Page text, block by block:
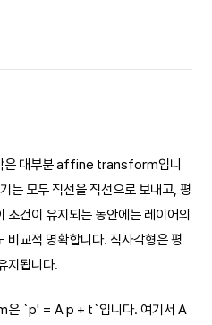
은 대부분 affine transform입니
는 모두 직선을 직선으로 보내고, 평
건이 유지되는 동안에는 레이어의
교적 명확합니다. 직사각형은 평
지됩니다.
`p' = A p + t`입니다. 여기서 A